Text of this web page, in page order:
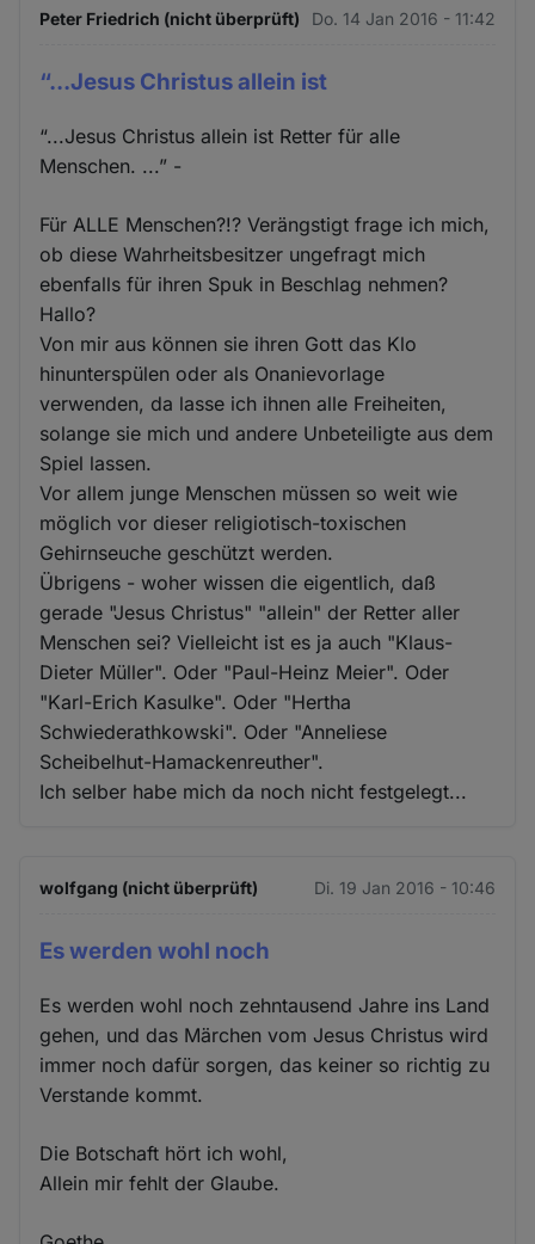
Peter Friedrich (nicht überprüft) Do. 14 Jan 2016 - 11:42
“...Jesus Christus allein ist
“...Jesus Christus allein ist Retter für alle
Menschen. ...” -
Für ALLE Menschen?!? Verängstigt frage ich mich,
ob diese Wahrheitsbesitzer ungefragt mich
ebenfalls für ihren Spuk in Beschlag nehmen?
Hallo?
Von mir aus können sie ihren Gott das Klo
hinunterspülen oder als Onanievorlage
verwenden, da lasse ich ihnen alle Freiheiten,
solange sie mich und andere Unbeteiligte aus dem
Spiel lassen.
Vor allem junge Menschen müssen so weit wie
möglich vor dieser religiotisch-toxischen
Gehirnseuche geschützt werden.
Übrigens - woher wissen die eigentlich, daß
gerade "Jesus Christus" "allein" der Retter aller
Menschen sei? Vielleicht ist es ja auch "Klaus-
Dieter Müller". Oder "Paul-Heinz Meier". Oder
"Karl-Erich Kasulke". Oder "Hertha
Schwiederathkowski". Oder "Anneliese
Scheibelhut-Hamackenreuther".
Ich selber habe mich da noch nicht festgelegt...
wolfgang (nicht überprüft) Di. 19 Jan 2016 - 10:46
Es werden wohl noch
Es werden wohl noch zehntausend Jahre ins Land
gehen, und das Märchen vom Jesus Christus wird
immer noch dafür sorgen, das keiner so richtig zu
Verstande kommt.
Die Botschaft hört ich wohl,
Allein mir fehlt der Glaube.